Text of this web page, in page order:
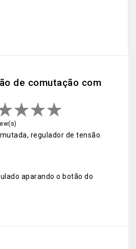
de comutação com
regulador de tensão.
aparando o botão do